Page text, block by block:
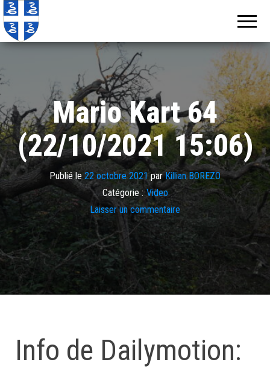
Mario Kart 64
(22/10/2021 15:06)
Publié le 22 octobre 2021parKillian BOREZO
Catégorie : Video
Laisser un commentaire
Info de Dailymotion: